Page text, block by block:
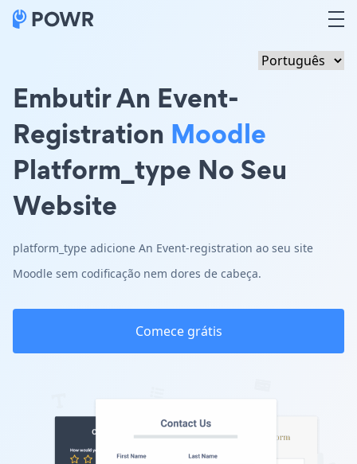
Embutir An Event-
Registration Moodle
Platform_type No Seu
Website
platform_type adicione An Event-registration ao seu site
Moodle sem codificação nem dores de cabeça.
Comece grátis